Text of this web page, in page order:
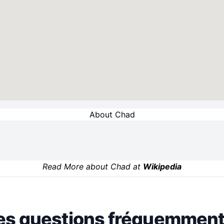
About Chad
Read More about Chad at Wikipedia
questions